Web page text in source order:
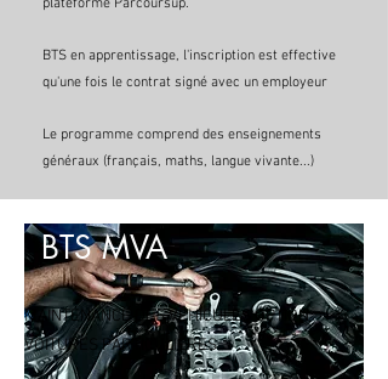
plateforme Parcoursup.
BTS en apprentissage, l'inscription est effective
qu'une fois le contrat signé avec un employeur
Le programme comprend des enseignements
généraux (français, maths, langue vivante...)
MAINTENANCE DES VÉHICULES OPTION
VOITURES PARTICULIÈRES
BTS MVA